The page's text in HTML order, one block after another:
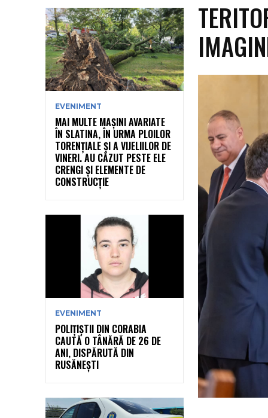
EVENIMENT
MAI MULTE MAȘINI AVARIATE
ÎN SLATINA, ÎN URMA PLOILOR
TORENȚIALE ȘI A VIJELIILOR DE
VINERI. AU CĂZUT PESTE ELE
CRENGI ȘI ELEMENTE DE
CONSTRUCȚIE
EVENIMENT
POLIȚIȘTII DIN CORABIA
CAUTĂ O TÂNĂRĂ DE 26 DE
ANI, DISPĂRUTĂ DIN
RUSĂNEȘTI